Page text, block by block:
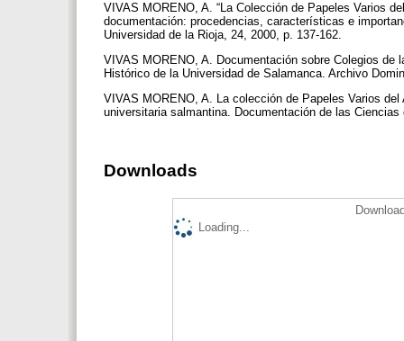
VIVAS MORENO, A. “La Colección de Papeles Varios
documentación: procedencias, características e
Universidad de la Rioja, 24, 2000, p. 137-162.
VIVAS MORENO, A. Documentación sobre Colegios de
Histórico de la Universidad de Salamanca. Archivo
VIVAS MORENO, A. La colección de Papeles Varios
universitaria salmantina. Documentación de las
Downloads
Loading...